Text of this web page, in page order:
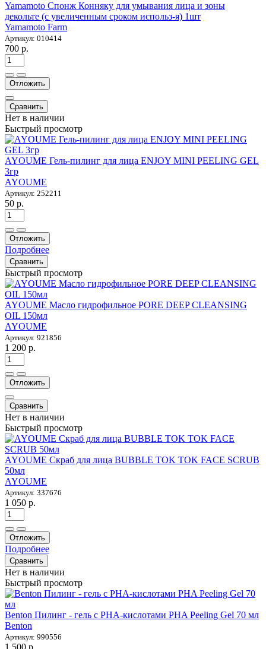
Yamamoto Спонж Конняку для умывания лица и зоны
декольте (с увеличенным сроком использ-я) 1шт
Yamamoto Farm
Артикул: 010414
700 р.
Отложить
Сравнить
Нет в наличии
Быстрый просмотр
AYOUME Гель-пилинг для лица ENJOY MINI PEELING GEL
3гр
AYOUME
Артикул: 252211
50 р.
Отложить
Подробнее
Сравнить
Быстрый просмотр
AYOUME Масло гидрофильное PORE DEEP CLEANSING
OIL 150мл
AYOUME
Артикул: 921856
1 200 р.
Отложить
Сравнить
Нет в наличии
Быстрый просмотр
AYOUME Скраб для лица BUBBLE TOK TOK FACE SCRUB
50мл
AYOUME
Артикул: 337676
1 050 р.
Отложить
Подробнее
Сравнить
Нет в наличии
Быстрый просмотр
Benton Пилинг - гель с PHA-кислотами PHA Peeling Gel 70 мл
Benton
Артикул: 990556